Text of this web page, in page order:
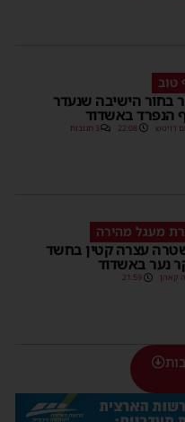
טוב
בחור הישיבה שנעדר
הנפרד באשדוד
דויטש 22:08 3 תגובות
מעגל מהירה
עצרה קטין בחשד
נער באשדוד
קאהן 21:59